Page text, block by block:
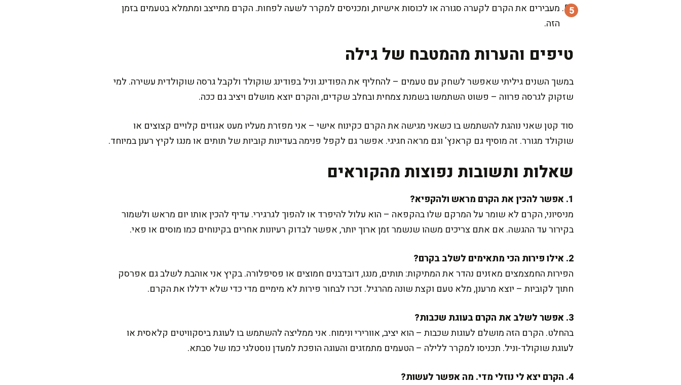
מעבירים את הקרם לקערה סגורה או לכוסות אישיות, ומכניסים למקרר לשעה לפחות. הקרם מתייצב ומתמלא בטעמים בזמן
הזה.
טיפים והערות מהמטבח של גילה
במשך השנים גיליתי שאפשר לשחק עם טעמים – להחליף את הפודינג וניל בפודינג שוקולד ולקבל גרסה שוקולדית עשירה. למי
שזקוק לגרסה פרווה – פשוט השתמשו בשמנת צמחית ובחלב שקדים, והקרם יוצא מושלם ויציב גם ככה.
סוד קטן שאני נוהגת להשתמש בו כשאני מגישה את הקרם כקינוח אישי – אני מפזרת מעליו מעט אגוזים קלויים קצוצים או
שוקולד מגורר. זה מוסיף גם קראנץ' וגם מראה חגיגי. אפשר גם לקפל פנימה בעדינות קוביות של תותים או מנגו לקיץ רענן במיוחד.
שאלות ותשובות נפוצות מהקוראים
1. אפשר להכין את הקרם מראש ולהקפיא?
מניסיוני, הקרם לא שומר על המרקם שלו בהקפאה – הוא עלול להיפרד או להפוך לגרגירי. עדיף להכין אותו יום מראש ולשמור
בקירור עד ההגשה. אם אתם צריכים משהו שנשמר זמן ארוך יותר, אפשר לבדוק רעיונות אחרים בקינוחים כמו מוסים או פאי.
2. אילו פירות הכי מתאימים לשלב בקרם?
הפירות החמצמצים מאזנים נהדר את המתיקות: תותים, מנגו, דובדבנים חמוצים או פסיפלורה. בקיץ אני אוהבת לשלב גם אפרסק
חתוך לקוביות – יוצא מרענן, מלא טעם וקצת שונה מהרגיל. זכרו לבחור פירות לא מימיים מדי כדי שלא ידללו את הקרם.
3. אפשר לשלב את הקרם בעוגת שכבות?
בהחלט. הקרם הזה מושלם לעוגות שכבות – הוא יציב, אוורירי ונימוח. אני ממליצה להשתמש בו לעוגת ביסקוויטים קלאסית או
לעוגת שוקולד-וניל. תכניסו למקרר ללילה – הטעמים מתמזגים והעוגה הופכת למעדן נוסטלגי כמו של סבתא.
4. הקרם יצא לי נוזלי מדי. מה אפשר לעשות?